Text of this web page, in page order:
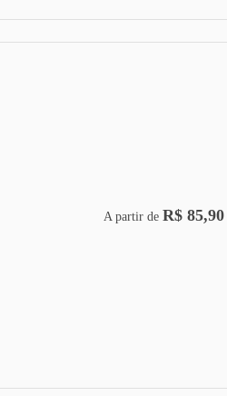
A partir de R$ 85,90